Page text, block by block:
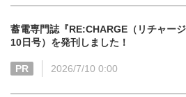
蓄電専門誌『RE:CHARGE（リチャー
10日号）を発刊しました！
PR 2026/7/10 0:00